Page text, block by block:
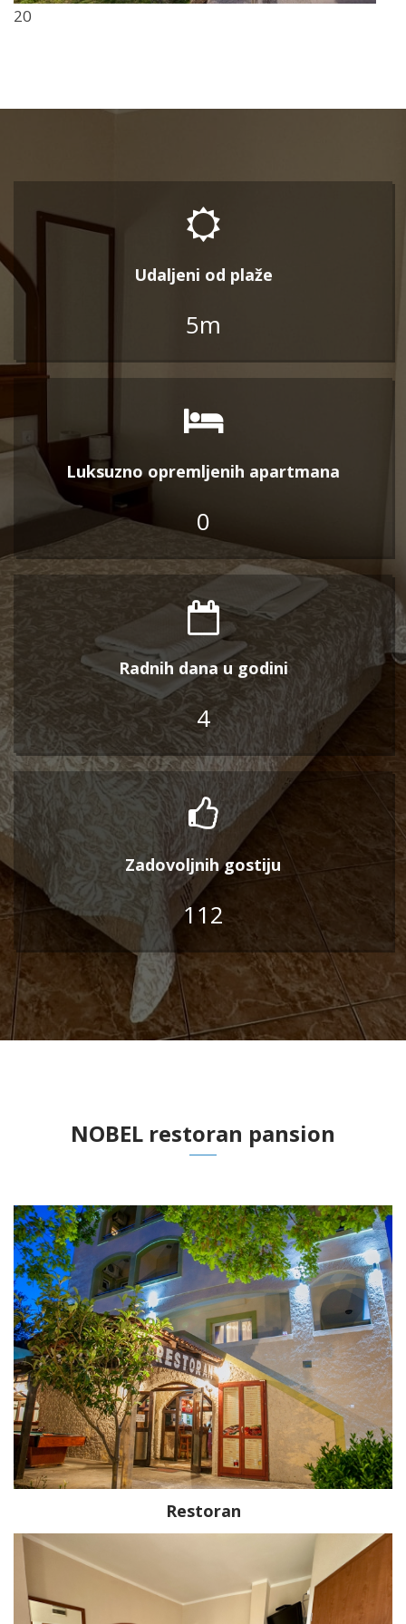
20
Udaljeni od plaže
5
Luksuzno opremljenih apartmana
0
Radnih dana u godini
4
Zadovoljnih gostiju
112
NOBEL restoran pansion
Restoran